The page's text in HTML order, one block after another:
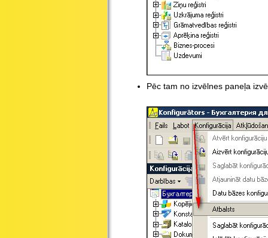
Pēc tam no izvēlnes paneļa